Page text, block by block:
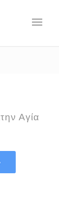
Αγία